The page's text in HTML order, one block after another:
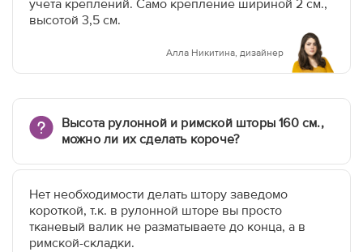
учета креплений. Само крепление шириной 2 см.,
высотой 3,5 см.
Алла Никитина, дизайнер
Высота рулонной и римской шторы 160 см.,
можно ли их сделать короче?
Нет необходимости делать штору заведомо
короткой, т.к. в рулонной шторе вы просто
тканевый валик не разматываете до конца, а в
римской-складки.